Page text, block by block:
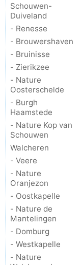
Schouwen-
Duiveland
- Renesse
- Brouwershaven
- Bruinisse
- Zierikzee
- Nature
Oosterschelde
- Burgh
Haamstede
- Nature Kop van
Schouwen
Walcheren
- Veere
- Nature
Oranjezon
- Oostkapelle
- Nature de
Mantelingen
- Domburg
- Westkapelle
- Nature